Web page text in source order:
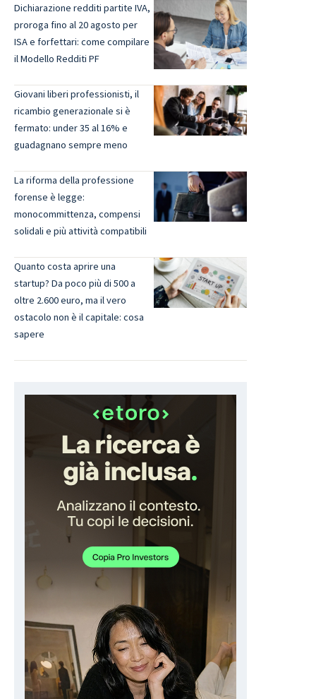
Dichiarazione redditi partite IVA,
proroga fino al 20 agosto per
ISA e forfettari: come compilare
il Modello Redditi PF
Giovani liberi professionisti, il
ricambio generazionale si è
fermato: under 35 al 16% e
guadagnano sempre meno
La riforma della professione
forense è legge:
monocommittenza, compensi
solidali e più attività compatibili
Quanto costa aprire una
startup? Da poco più di 500 a
oltre 2.600 euro, ma il vero
ostacolo non è il capitale: cosa
sapere